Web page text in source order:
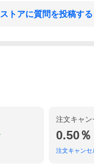
ストアに質問を投稿する
注文キャ
0.50％
注文キャンセ